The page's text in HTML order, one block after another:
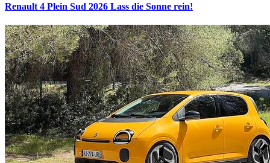
Renault 4 Plein Sud 2026 Lass die Sonne rein!